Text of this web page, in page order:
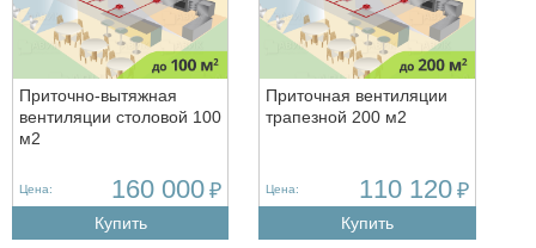
Приточно-вытяжная
вентиляции столовой 100
м2
Цена: 160 000 ₽
Купить
Приточная вентиляции
трапезной 200 м2
Цена: 110 120 ₽
Купить